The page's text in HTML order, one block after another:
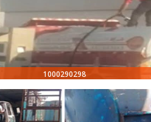
1000290298